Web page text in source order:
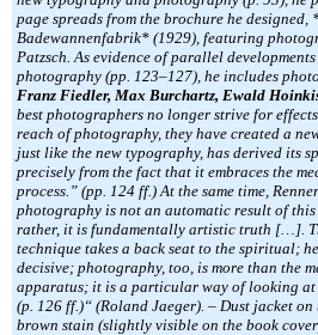
page spreads from the brochure he
Badewannenfabrik* (1929), featuring
Patzsch. As evidence of parallel
photography (pp. 123–127), he includes
Franz Fiedler, Max Burchartz, Ewald
best photographers no longer strive for
reach of photography, they have created a
just like the new typography, has derived its
precisely from the fact that it embraces the
process.” (pp. 124 ff.) At the same time,
photography is not an automatic result of
rather, it is fundamentally artistic truth […].
technique takes a back seat to the spiritual;
decisive; photography, too, is more than the
apparatus; it is a particular way of looking at
(p. 126 ff.)“ (Roland Jaeger). – Dust jacket
brown stain (slightly visible on the book